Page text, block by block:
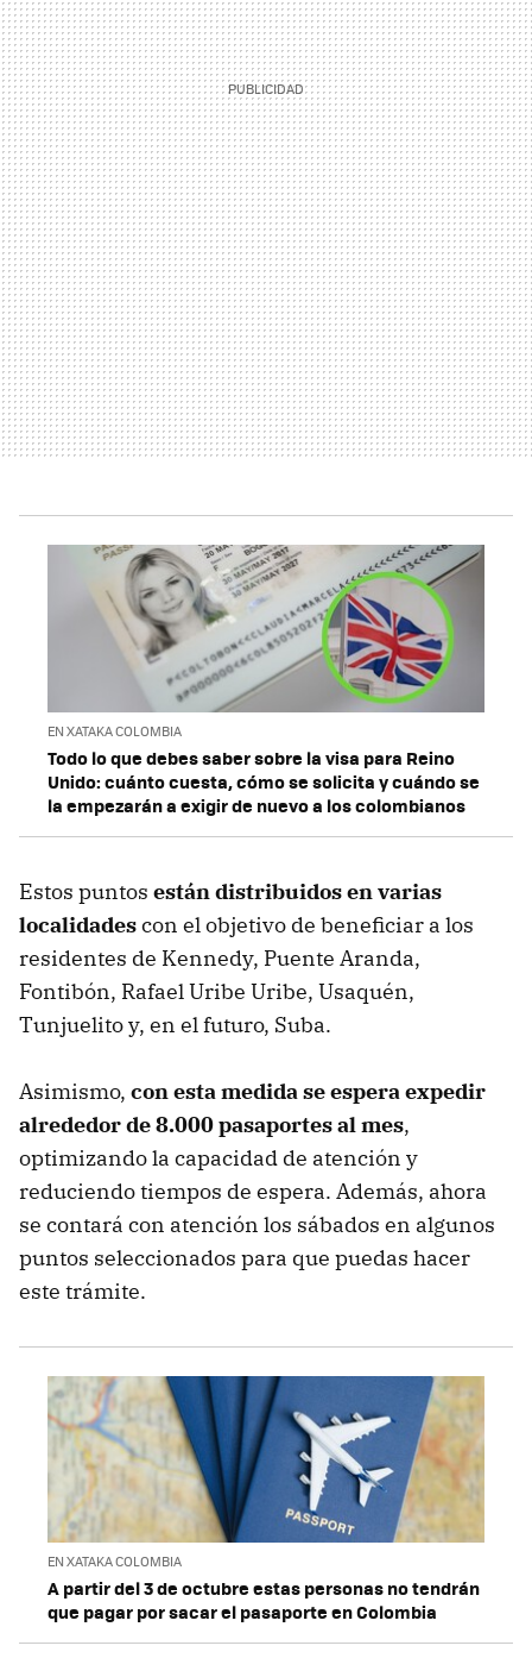
EN XATAKA COLOMBIA
Todo lo que debes saber sobre la visa para Reino
Unido: cuánto cuesta, cómo se solicita y cuándo se
la empezarán a exigir de nuevo a los colombianos
Estos puntos están distribuidos en varias
localidadescon el objetivo de beneficiar a los
residentes de Kennedy, Puente Aranda,
Fontibón, Rafael Uribe Uribe, Usaquén,
Tunjuelito y, en el futuro, Suba.
Asimismo, con esta medida se espera expedir
alrededor de 8.000 pasaportes al mes,
optimizando la capacidad de atención y
reduciendo tiempos de espera. Además, ahora
se contará con atención los sábados en algunos
puntos seleccionados para que puedas hacer
este trámite.
EN XATAKA COLOMBIA
A partir del 3 de octubre estas personas no tendrán
que pagar por sacar el pasaporte en Colombia